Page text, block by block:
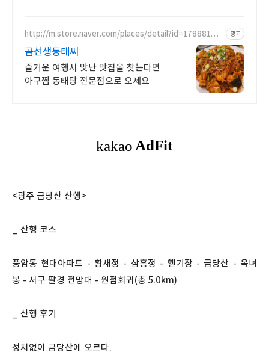
http://m.store.naver.com/places/detail?id=17888147
광고
곰선생동태씨
즐거운 여행시 맛난 맛집을 찾는다면
아구찜 동태탕 전문점으로 오세요
<광주 금당산 산행>
_ 산행 코스
풍암동 현대아파트 - 황새정 - 삼흥정 - 헬기장 - 금당산 - 옥녀
봉 - 서구 팔경 전망대 - 원점회귀(총 5.0km)
_ 산행 후기
정처없이 금당산에 오르다.